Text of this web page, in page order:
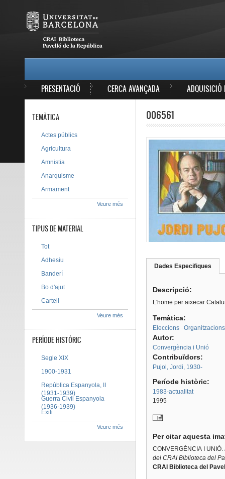
PRESENTACIÓ CERCA AVANÇADA ADQUISICIÓ
006561
Dades Especifiques
Descripció:
L'home per aixecar
Temàtica:
Eleccions
Autor:
Convergència i Unió
Contribuïdors:
Pujol, Jordi, 1930-
Període històric:
1983-actualitat
1995
Per citar aquesta
CONVERGÈNCIA I UNIÓ.
del CRAI Biblioteca del
CRAI Biblioteca del
TEMÀTICA
Actes públics
Agricultura
Amnistia
Anarquisme
Armament
Veure més
TIPUS DE MATERIAL
Tot
Adhesiu
Banderí
Bo d'ajut
Cartell
Veure més
PERÍODE HISTÒRIC
Segle XIX
1900-1931
República Espanyola, II
(1931-1939)
Guerra Civil Espanyola
(1936-1939)
Exili
Veure més